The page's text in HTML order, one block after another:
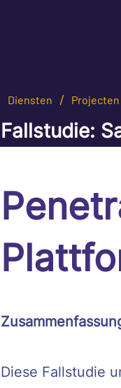
Fallstudie:
Diese Fallstudie
Diensten / Projecten